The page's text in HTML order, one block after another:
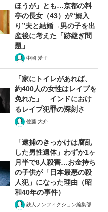
ほうが」とも…京都の料
亭の長女（43）が“婿入
り”夫と結婚→男の子を出
産後に考えた「跡継ぎ問
題」
中岡 愛子
「家にトイレがあれば、
約400人の女性はレイプを
免れた」 インドにおけ
るレイプ犯罪の深刻さ
佐藤 大介
「逮捕のきっかけは腐乱
した男性遺体」わずか1ヶ
月半で8人殺害…お金持ち
の子供が「日本最悪の殺
人犯」になった理由（昭
和40年の事件）
鉄人ノンフィクション編集部